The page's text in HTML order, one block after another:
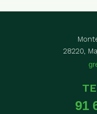
28220,
91